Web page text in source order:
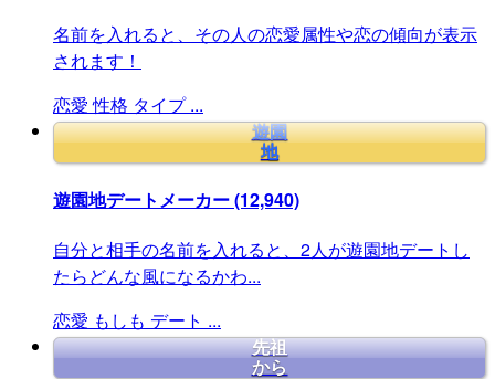
名前を入れると、その人の恋愛属性や恋の傾向が表示
されます！
恋愛 性格 タイプ ...
遊園
地
遊園地デートメーカー(12,940)
自分と相手の名前を入れると、2人が遊園地デートし
たらどんな風になるかわ...
恋愛 もしも デート ...
先祖
から